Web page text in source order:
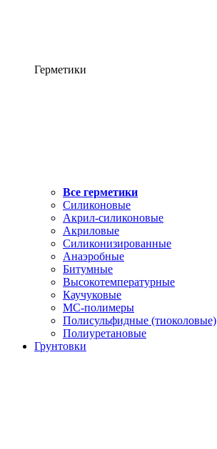
Герметики
Все герметики
Силиконовые
Акрил-силиконовые
Акриловые
Силиконизированные
Анаэробные
Битумные
Высокотемпературные
Каучуковые
МС-полимеры
Полисульфидные (тиоколовые)
Полиуретановые
Грунтовки